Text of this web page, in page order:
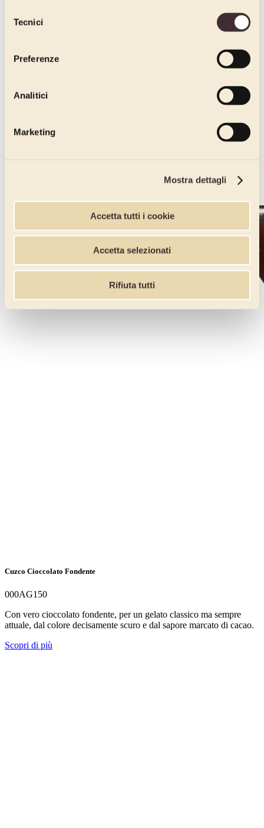
delTecnici
Preferenze
Analitici
Marketing
Mostra dettagli
Accetta tutti i cookie
Accetta selezionati
Rifiuta tutti
Cuzco Cioccolato Fondente
000AG150
Con vero cioccolato fondente, per un gelato classico ma sempre
attuale, dal colore decisamente scuro e dal sapore marcato di cacao.
Scopri di più